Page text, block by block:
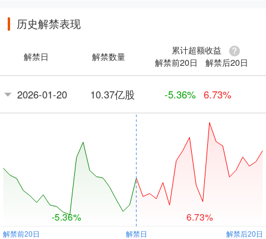
历史解禁表现
解禁日 解禁数量
累计超额收益
解禁前20日
解禁后20日
2026-01-20 10.37亿股 -5.36% 6.73%
-5.36% 6.73%